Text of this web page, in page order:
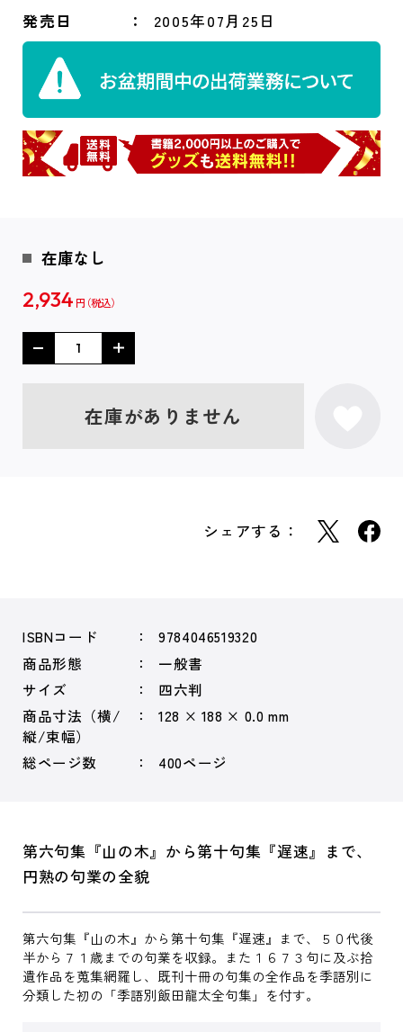
発売日 2005年07月25日
在庫なし
2,934 円
在庫がありません
シェアする：
ISBNコード
9784046519320
商品形態
一般書
サイズ
四六判
商品寸法（横/
縦/束幅）
128 × 188 × 0.0 mm
総ページ数 400ページ
第六句集『山の木』から第十句集『遅速』まで、
円熟の句業の全貌
第六句集『山の木』から第十句集『遅速』まで、５０代後
半から７１歳までの句業を収録。また１６７３句に及ぶ拾
遺作品を蒐集網羅し、既刊十冊の句集の全作品を季語別に
分類した初の「季語別飯田龍太全句集」を付す。